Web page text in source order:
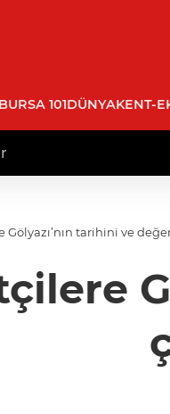
BURSA 101DÜNYAKENT-
Gölyazı’nın tarihini ve